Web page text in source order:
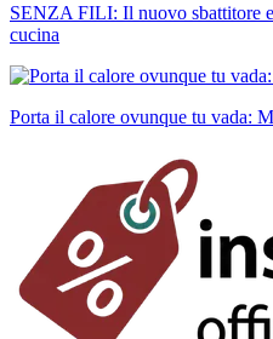
SENZA FILI: Il nuovo sbattitore
cucina
Porta il calore ovunque tu vada: